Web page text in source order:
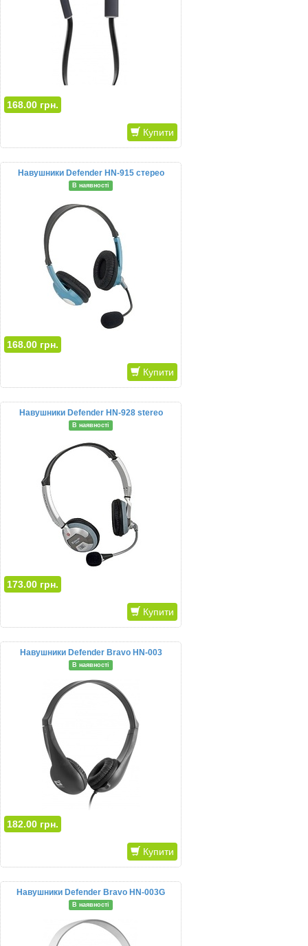
168.00 грн.
Купити
Навушники Defender HN-915 стерео
В наявності
168.00 грн.
Купити
Навушники Defender HN-928 stereo
В наявності
173.00 грн.
Купити
Навушники Defender Bravo HN-003
В наявності
182.00 грн.
Купити
Навушники Defender Bravo HN-003G
В наявності